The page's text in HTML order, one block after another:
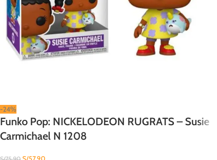
-24%
Funko Pop: NICKELODEON RUGRATS – Susie
Carmichael N 1208